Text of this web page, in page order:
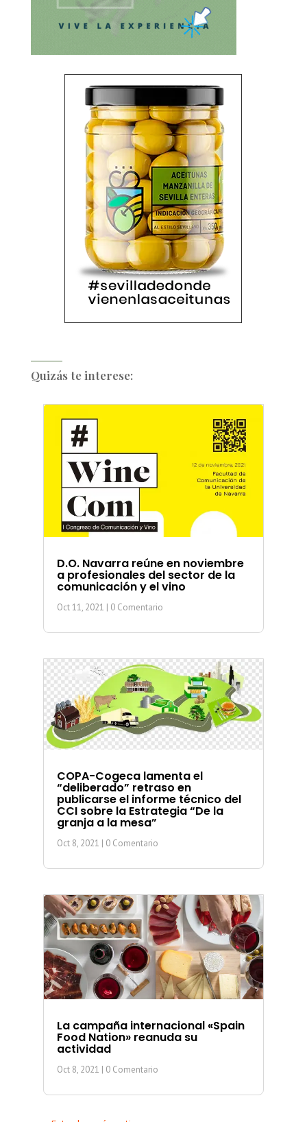
Quizás te interese:
D.O. Navarra reúne en noviembre
a profesionales del sector de la
comunicación y el vino
Oct 11, 2021 | 0 Comentario
COPA-Cogeca lamenta el
“deliberado” retraso en
publicarse el informe técnico del
CCI sobre la Estrategia “De la
granja a la mesa”
Oct 8, 2021 | 0 Comentario
La campaña internacional «Spain
Food Nation» reanuda su
actividad
Oct 8, 2021 | 0 Comentario